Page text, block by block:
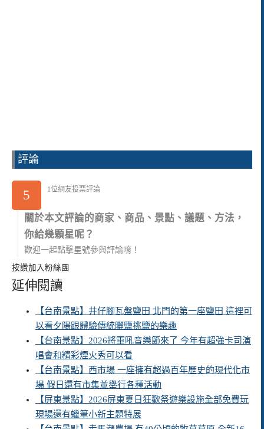
評論
5 1位網友投票評論
關於本文評論的商家、商品、景點、議題、方法，
你給幾顆星呢？
歡迎一起點擊星號參與評論唷！
按讚加入粉絲團
延伸閱讀
【台南景點】井仔腳瓦盤鹽田 北門的第一座鹽田 這裡可
以看夕陽跟體驗傳統曬鹽挑鹽的樂趣
【台南景點】2026將軍吼音樂節來了 今年有超強卡司演
唱會和精彩煙火秀可以看
【台南景點】西市場 一座擁有超過百年歷史的現代化市
場 假日還有市集並舉行各種活動
【屏東景點】2026屏東夏日狂歡祭遊樂設施全部免費玩
現場還有蠟筆小新主題特展